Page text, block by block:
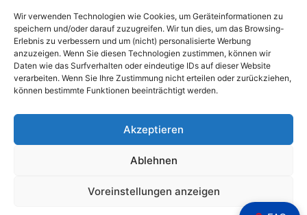
Wir verwenden Technologien wie Cookies, um Geräteinformationen zu
speichern und/oder darauf zuzugreifen. Wir tun dies, um das Browsing-
Erlebnis zu verbessern und um (nicht) personalisierte Werbung
anzuzeigen. Wenn Sie diesen Technologien zustimmen, können wir
Daten wie das Surfverhalten oder eindeutige IDs auf dieser Website
verarbeiten. Wenn Sie Ihre Zustimmung nicht erteilen oder zurückziehen,
können bestimmte Funktionen beeinträchtigt werden.
Akzeptieren
Ablehnen
Voreinstellungen anzeigen
07147 270 3349
Email:
sekretariat(at)gleis4-seminarzentrum.com
Adresse:
Bahnhofstraße 21, 74343 Sachsenheim